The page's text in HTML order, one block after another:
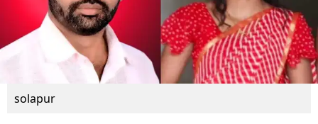
solapur